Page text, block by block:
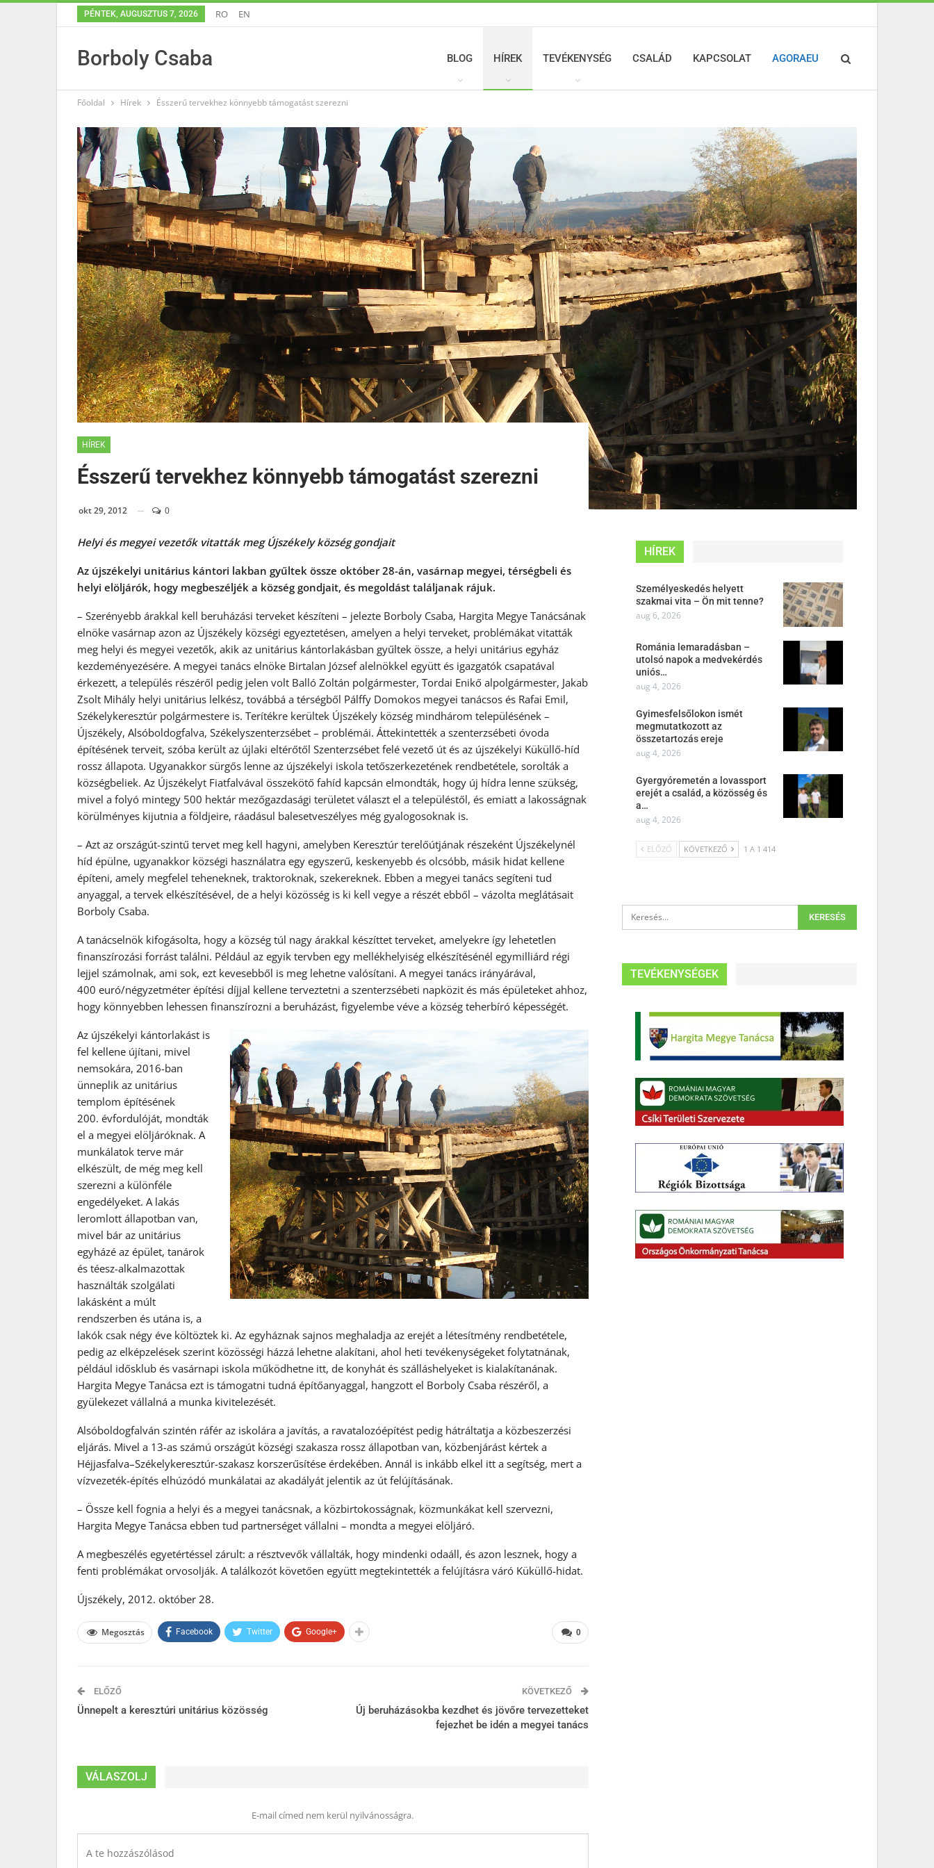
PÉNTEK, AUGUSZTUS 7, 2026 RO EN
Borboly Csaba BLOG HÍREK TEVÉKENYSÉG CSALÁD KAPCSOLAT AGORAEU
Főoldal Hírek Ésszerű tervekhez könnyebb támogatást szerezni
HÍREK
Ésszerű tervekhez könnyebb támogatást szerezni
okt 29, 2012 0
Helyi és megyei vezetők vitatták meg Újszékely község gondjait
Az újszékelyi unitárius kántori lakban gyűltek össze október 28-án, vasárnap megyei, térségbeli és
helyi elöljárók, hogy megbeszéljék a község gondjait, és megoldást találjanak rájuk.
– Szerényebb árakkal kell beruházási terveket készíteni – jelezte Borboly Csaba, Hargita Megye Tanácsának
elnöke vasárnap azon az Újszékely községi egyeztetésen, amelyen a helyi terveket, problémákat vitatták
meg helyi és megyei vezetők, akik az unitárius kántorlakásban gyűltek össze, a helyi unitárius egyház
kezdeményezésére. A megyei tanács elnöke Birtalan József alelnökkel együtt és igazgatók csapatával
érkezett, a település részéről pedig jelen volt Balló Zoltán polgármester, Tordai Enikő alpolgármester, Jakab
Zsolt Mihály helyi unitárius lelkész, továbbá a térségből Pálffy Domokos megyei tanácsos és Rafai Emil,
Székelykeresztúr polgármestere is. Terítékre kerültek Újszékely község mindhárom településének –
Újszékely, Alsóboldogfalva, Székelyszenterzsébet – problémái. Áttekintették a szenterzsébeti óvoda
építésének terveit, szóba került az újlaki eltérőtől Szenterzsébet felé vezető út és az újszékelyi Küküllő-híd
rossz állapota. Ugyanakkor sürgős lenne az újszékelyi iskola tetőszerkezetének rendbetétele, sorolták a
községbeliek. Az Újszékelyt Fiatfalvával összekötő fahíd kapcsán elmondták, hogy új hídra lenne szükség,
mivel a folyó mintegy 500 hektár mezőgazdasági területet választ el a településtől, és emiatt a lakosságnak
körülményes kijutnia a földjeire, ráadásul balesetveszélyes még gyalogosoknak is.
– Azt az országút-szintű tervet meg kell hagyni, amelyben Keresztúr terelőútjának részeként Újszékelynél
híd épülne, ugyanakkor községi használatra egy egyszerű, keskenyebb és olcsóbb, másik hidat kellene
építeni, amely megfelel teheneknek, traktoroknak, szekereknek. Ebben a megyei tanács segíteni tud
anyaggal, a tervek elkészítésével, de a helyi közösség is ki kell vegye a részét ebből – vázolta meglátásait
Borboly Csaba.
A tanácselnök kifogásolta, hogy a község túl nagy árakkal készíttet terveket, amelyekre így lehetetlen
finanszírozási forrást találni. Például az egyik tervben egy mellékhelyiség elkészítésénél egymilliárd régi
lejjel számolnak, ami sok, ezt kevesebből is meg lehetne valósítani. A megyei tanács irányárával,
400 euró/négyzetméter építési díjjal kellene terveztetni a szenterzsébeti napközit és más épületeket ahhoz,
hogy könnyebben lehessen finanszírozni a beruházást, figyelembe véve a község teherbíró képességét.
Az újszékelyi kántorlakást is
fel kellene újítani, mivel
nemsokára, 2016-ban
ünneplik az unitárius
templom építésének
200. évfordulóját, mondták
el a megyei elöljáróknak. A
munkálatok terve már
elkészült, de még meg kell
szerezni a különféle
engedélyeket. A lakás
leromlott állapotban van,
mivel bár az unitárius
egyházé az épület, tanárok
és téesz-alkalmazottak
használták szolgálati
lakásként a múlt
rendszerben és utána is, a
lakók csak négy éve költöztek ki. Az egyháznak sajnos meghaladja az erejét a létesítmény rendbetétele,
pedig az elképzelések szerint közösségi házzá lehetne alakítani, ahol heti tevékenységeket folytatnának,
például idősklub és vasárnapi iskola működhetne itt, de konyhát és szálláshelyeket is kialakítanának.
Hargita Megye Tanácsa ezt is támogatni tudná építőanyaggal, hangzott el Borboly Csaba részéről, a
gyülekezet vállalná a munka kivitelezését.
Alsóboldogfalván szintén ráfér az iskolára a javítás, a ravatalozóépítést pedig hátráltatja a közbeszerzési
eljárás. Mivel a 13-as számú országút községi szakasza rossz állapotban van, közbenjárást kértek a
Héjjasfalva–Székelykeresztúr-szakasz korszerűsítése érdekében. Annál is inkább elkel itt a segítség, mert a
vízvezeték-építés elhúzódó munkálatai az akadályát jelentik az út felújításának.
– Össze kell fognia a helyi és a megyei tanácsnak, a közbirtokosságnak, közmunkákat kell szervezni,
Hargita Megye Tanácsa ebben tud partnerséget vállalni – mondta a megyei elöljáró.
A megbeszélés egyetértéssel zárult: a résztvevők vállalták, hogy mindenki odaáll, és azon lesznek, hogy a
fenti problémákat orvosolják. A találkozót követően együtt megtekintették a felújításra váró Küküllő-hidat.
Újszékely, 2012. október 28.
0
Megosztás Facebook Twitter Google+
ELŐZŐ
Ünnepelt a keresztúri unitárius közösség
KÖVETKEZŐ
Új beruházásokba kezdhet és jövőre tervezetteket
fejezhet be idén a megyei tanács
VÁLASZOLJ
E-mail címed nem kerül nyilvánosságra.
HÍREK
Személyeskedés helyett
szakmai vita – Ön mit tenne?
aug 6, 2026
Románia lemaradásban –
utolsó napok a medvekérdés
uniós…
aug 4, 2026
Gyimesfelsőlokon ismét
megmutatkozott az
összetartozás ereje
aug 4, 2026
Gyergyóremetén a lovassport
erejét a család, a közösség és
a…
aug 4, 2026
ELŐZŐ KÖVETKEZŐ 1 A 1 414
TEVÉKENYSÉGEK